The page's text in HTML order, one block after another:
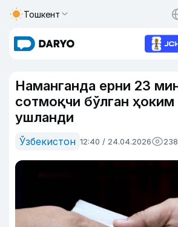
Тошкент
Наманганда ерни 23
сотмоқчи бўлган
ушланди
Ўзбекистон 12:40 / 24.04.2026